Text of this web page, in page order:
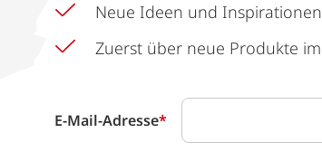
Neue Ideen und
Zuerst über neue Produkte
E-Mail-Adresse*